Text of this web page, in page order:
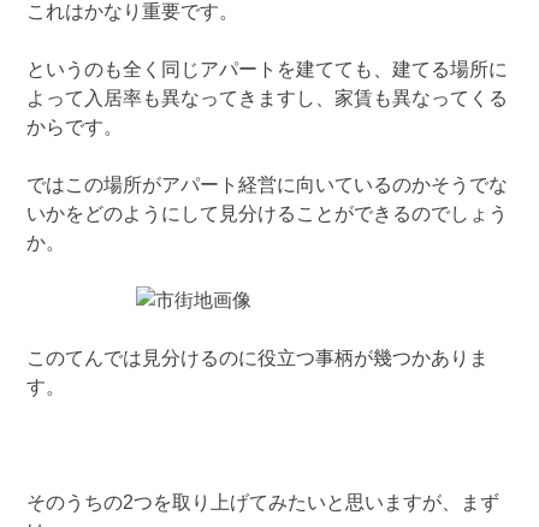
これはかなり重要です。
というのも全く同じアパートを建てても、建てる場所に
よって入居率も異なってきますし、家賃も異なってくる
からです。
ではこの場所がアパート経営に向いているのかそうでな
いかをどのようにして見分けることができるのでしょう
か。
このてんでは見分けるのに役立つ事柄が幾つかありま
す。
そのうちの2つを取り上げてみたいと思いますが、まず